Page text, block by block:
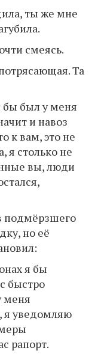
ты же мне
смеясь.
Та
бы был у меня
и навоз
к вам, это не
я столько не
вы, люди
подмёрзшего
но её
я бы
быстро
меня
я уведомляю
рапорт.